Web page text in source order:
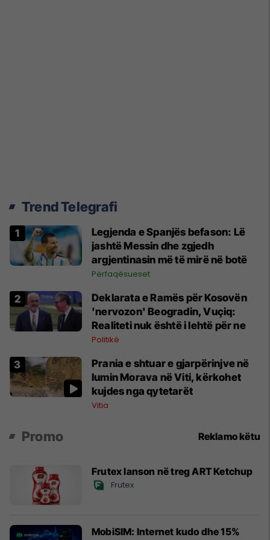
Trend Telegrafi
Legjenda e Spanjës befason: Lë
jashtë Messin dhe zgjedh
argjentinasin më të mirë në botë
Përfaqësueset
Deklarata e Ramës për Kosovën
'nervozon' Beogradin, Vuçiq:
Realiteti nuk është i lehtë për ne
Politikë
Prania e shtuar e gjarpërinjve në
lumin Morava në Viti, kërkohet
kujdes nga qytetarët
Vitia
Promo Reklamo këtu
Frutex lanson në treg ART Ketchup
Frutex
MobiSIM: Internet kudo dhe 15%